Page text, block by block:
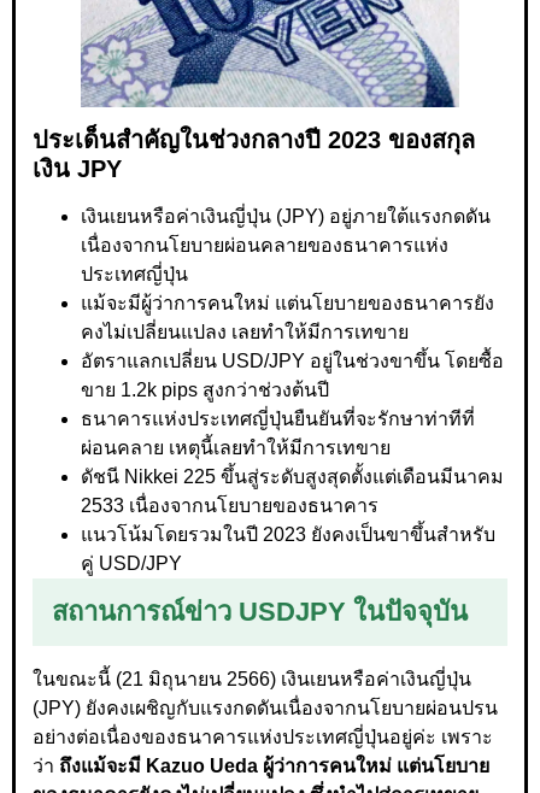
ประเด็นสำคัญในช่วงกลางปี 2023 ของสกุล
เงิน JPY
เงินเยนหรือค่าเงินญี่ปุ่น (JPY) อยู่ภายใต้แรงกดดัน
เนื่องจากนโยบายผ่อนคลายของธนาคารแห่ง
ประเทศญี่ปุ่น
แม้จะมีผู้ว่าการคนใหม่ แต่นโยบายของธนาคารยัง
คงไม่เปลี่ยนแปลง เลยทำให้มีการเทขาย
อัตราแลกเปลี่ยน USD/JPY อยู่ในช่วงขาขึ้น โดยซื้อ
ขาย 1.2k pips สูงกว่าช่วงต้นปี
ธนาคารแห่งประเทศญี่ปุ่นยืนยันที่จะรักษาท่าทีที่
ผ่อนคลาย เหตุนี้เลยทำให้มีการเทขาย
ดัชนี Nikkei 225 ขึ้นสู่ระดับสูงสุดตั้งแต่เดือนมีนาคม
2533 เนื่องจากนโยบายของธนาคาร
แนวโน้มโดยรวมในปี 2023 ยังคงเป็นขาขึ้นสำหรับ
คู่ USD/JPY
สถานการณ์ข่าว USDJPY ในปัจจุบัน
ในขณะนี้ (21 มิถุนายน 2566) เงินเยนหรือค่าเงินญี่ปุ่น
(JPY) ยังคงเผชิญกับแรงกดดันเนื่องจากนโยบายผ่อนปรน
อย่างต่อเนื่องของธนาคารแห่งประเทศญี่ปุ่นอยู่ค่ะ เพราะ
ว่า ถึงแม้จะมี Kazuo Ueda ผู้ว่าการคนใหม่ แต่นโยบาย